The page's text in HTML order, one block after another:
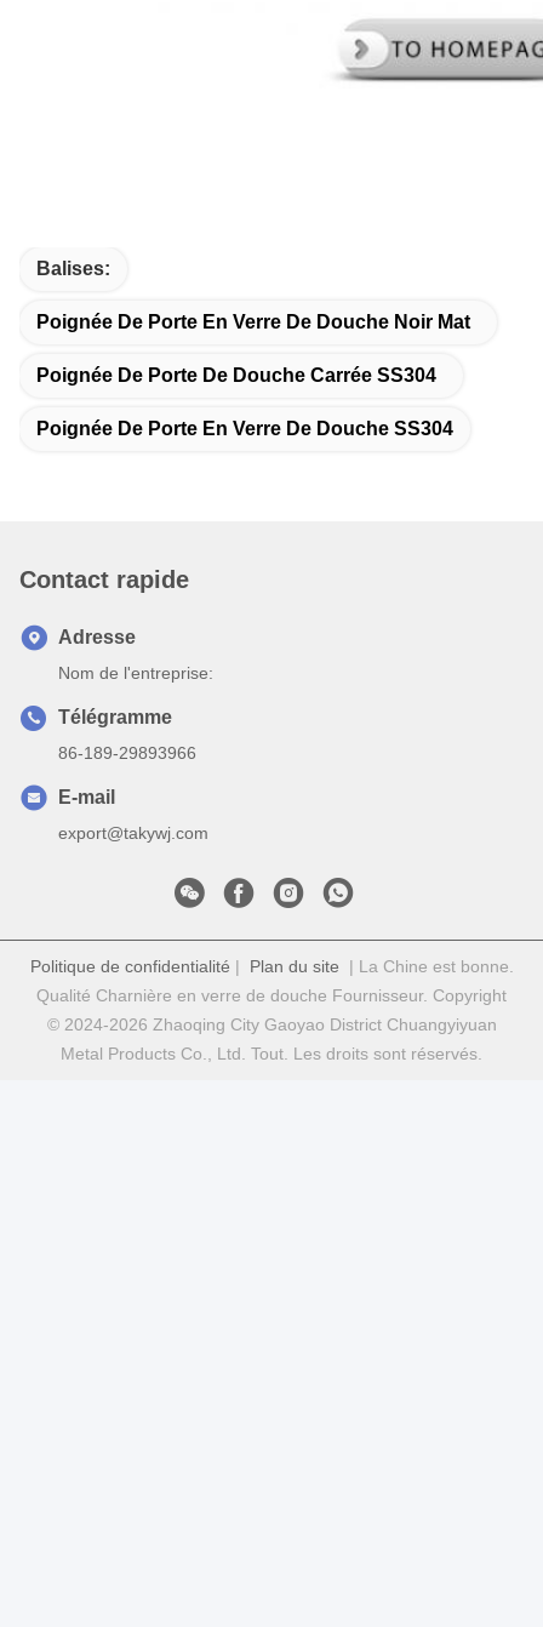
Balises:
Poignée De Porte En Verre De Douche Noir Mat
Poignée De Porte De Douche Carrée SS304
Poignée De Porte En Verre De Douche SS304
Contact rapide
Adresse
Nom de l'entreprise:
Télégramme
86-189-29893966
E-mail
export@takywj.com
Politique de confidentialité | Plan du site | La Chine est bonne.
Qualité Charnière en verre de douche Fournisseur. Copyright
© 2024-2026 Zhaoqing City Gaoyao District Chuangyiyuan
Metal Products Co., Ltd. Tout. Les droits sont réservés.